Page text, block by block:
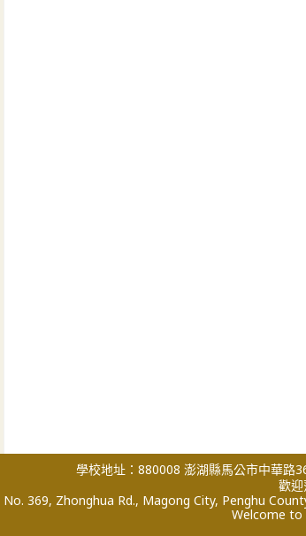
學校地址：880008 澎湖縣馬公市中華路
歡
No. 369, Zhonghua Rd., Magong City, Penghu
Welcome to